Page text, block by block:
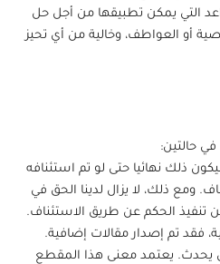
التي يمكن تطبيقها من أجل حل
أو العواطف، وخالية من أي تحيز
حالتين:
ذلك نهائيا حتى لو تم استئنافه
ومع ذلك، لا يزال لدينا الحق في
تنفيذ الحكم عن طريق الاستئناف.
فقد تم إصدار مقالات إضافية.
يحدث. يعتمد معنى هذا المقطع